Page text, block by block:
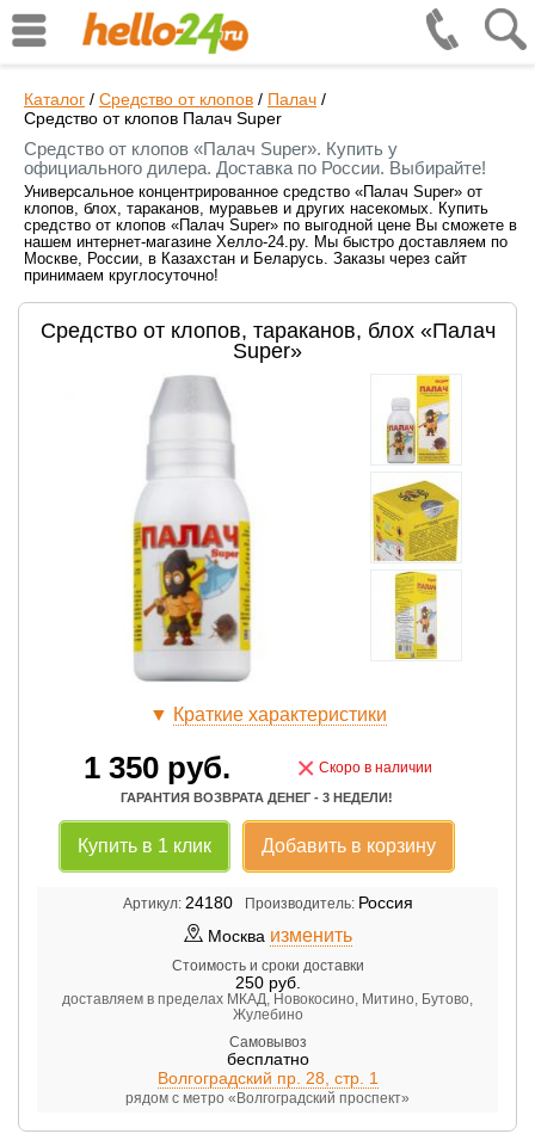
Каталог / Средство от клопов / Палач /
Средство от клопов Палач Super
Средство от клопов «Палач Super». Купить у
официального дилера. Доставка по России. Выбирайте!
Универсальное концентрированное средство «Палач Super» от
клопов, блох, тараканов, муравьев и других насекомых. Купить
средство от клопов «Палач Super» по выгодной цене Вы сможете в
нашем интернет-магазине Хелло-24.ру. Мы быстро доставляем по
Москве, России, в Казахстан и Беларусь. Заказы через сайт
принимаем круглосуточно!
Средство от клопов, тараканов, блох «Палач
Super»
▼ Краткие характеристики
1 350руб. × Скоро в наличии
ГАРАНТИЯ ВОЗВРАТА ДЕНЕГ - 3 НЕДЕЛИ!
Купить в 1 клик Добавить в корзину
Артикул: 24180 Производитель: Россия
Москва изменить
Стоимость и сроки доставки
250руб.
доставляем в пределах МКАД, Новокосино, Митино, Бутово,
Жулебино
Самовывоз
бесплатно
Волгоградский пр. 28, стр. 1
рядом с метро «Волгоградский проспект»